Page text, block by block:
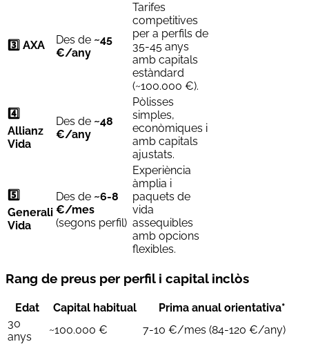
3️⃣ AXA Des de ~45
€/any
Tarifes
competitives
per a perfils de
35-45 anys
amb capitals
estàndard
(~100.000 €).
4️⃣
Allianz
Vida
Des de ~48
€/any
Pòlisses
simples,
econòmiques i
amb capitals
ajustats.
5️⃣
Generali
Vida
Des de ~6-8
€/mes
(segons perfil)
Experiència
àmplia i
paquets de
vida
assequibles
amb opcions
flexibles.
Rang de preus per perfil i capital inclòs
Edat Capital habitual
Prima anual orientativa*
30
anys
~100.000 €
7-10 €/mes (84-120 €/any)